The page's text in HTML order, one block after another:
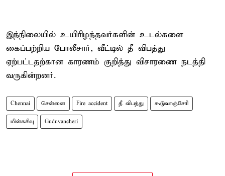
இந்நிலையில் உயிரிழந்தவர்களின் உடல்களை
கைப்பற்றிய போலீசார், வீட்டில் தீ விபத்து
ஏற்பட்டதற்கான காரணம் குறித்து விசாரணை நடத்தி
வருகின்றனர்.
Chennai சென்னை Fire accident தீ விபத்து கூடுவாஞ்சேரி
மின்கசிவு Guduvancheri